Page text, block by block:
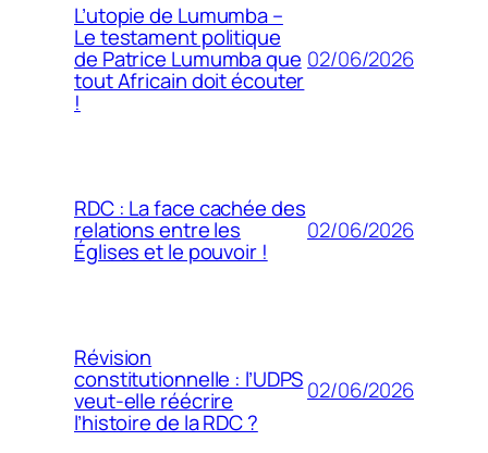
L’utopie de Lumumba –
Le testament politique
de Patrice Lumumba que
tout Africain doit écouter
!
02/06/2026
RDC : La face cachée des
relations entre les
Églises et le pouvoir !
02/06/2026
Révision
constitutionnelle : l’UDPS
veut-elle réécrire
l’histoire de la RDC ?
02/06/2026